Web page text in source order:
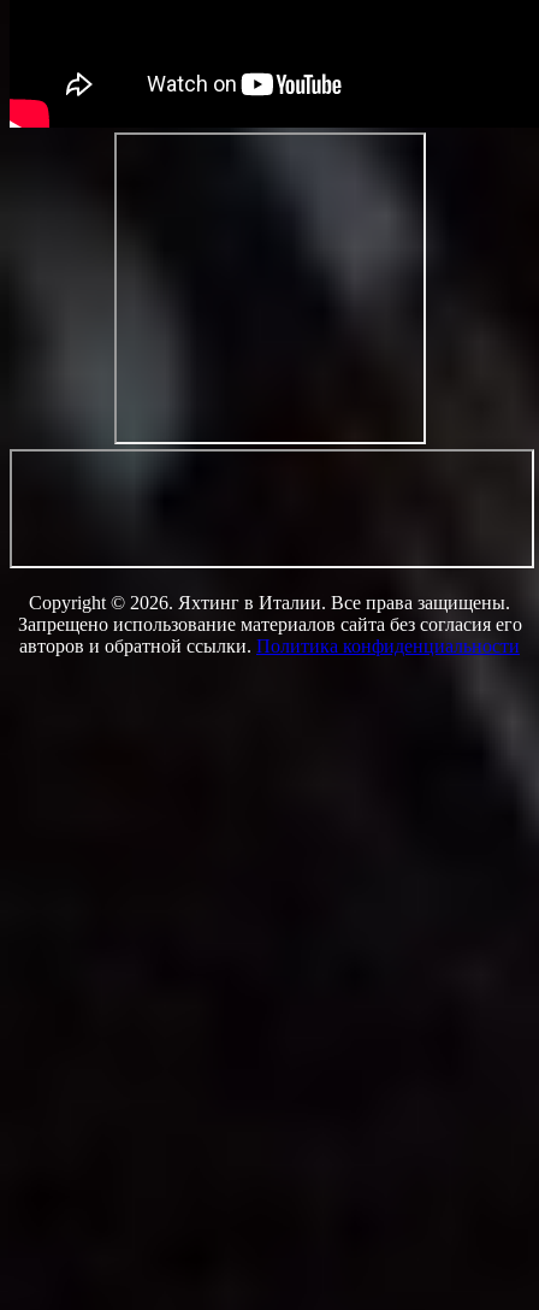
Copyright © 2026. Яхтинг в Италии. Все права защищены.
Запрещено использование материалов сайта без согласия его
авторов и обратной ссылки. Политика конфиденциальности